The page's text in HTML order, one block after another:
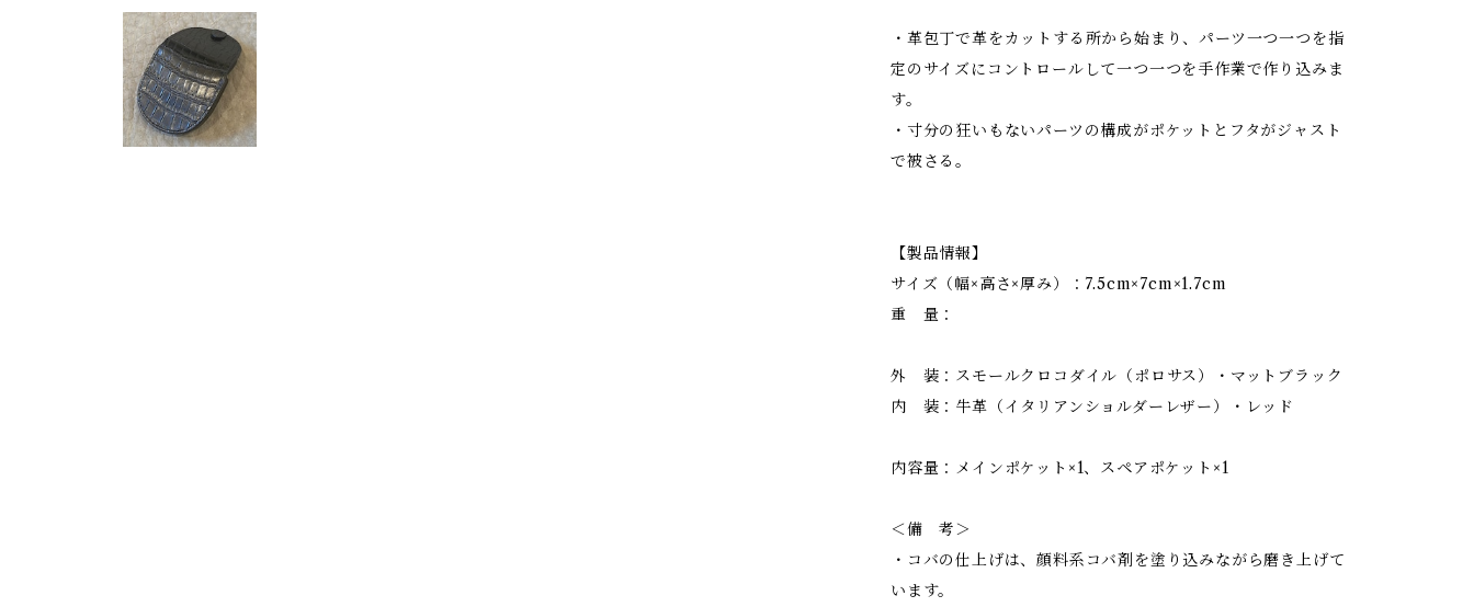
・革包丁で革をカットする所から始まり、パーツ一つ一つを指
定のサイズにコントロールして一つ一つを手作業で作り込みま
す。
・寸分の狂いもないパーツの構成がポケットとフタがジャスト
で被さる。
【製品情報】
サイズ（幅×高さ×厚み）：7.5cm×7cm×1.7cm
重 量：
外 装：スモールクロコダイル（ポロサス）・マットブラック
内 装：牛革（イタリアンショルダーレザー）・レッド
内容量：メインポケット×1、スペアポケット×1
＜備 考＞
・コバの仕上げは、顔料系コバ剤を塗り込みながら磨き上げて
います。